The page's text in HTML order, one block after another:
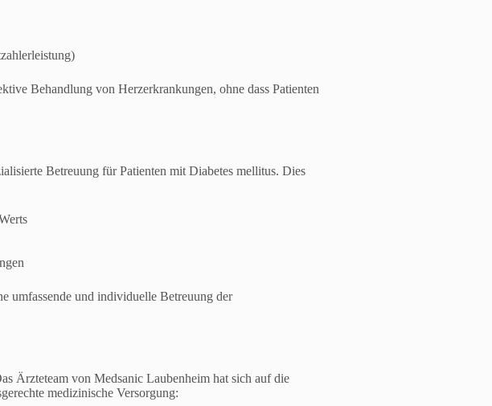
Behandlung von Herzerkrankungen, ohne dass Patienten
Betreuung für Patienten mit Diabetes mellitus. Dies
umfassende und individuelle Betreuung der
Ärzteteam von Medsanic Laubenheim hat sich auf die
medizinische Versorgung: